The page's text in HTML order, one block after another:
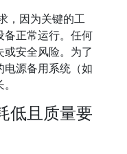
，因为关键的工
备正常运行。任何
安全风险。为了
电源备用系统（如
低且质量要